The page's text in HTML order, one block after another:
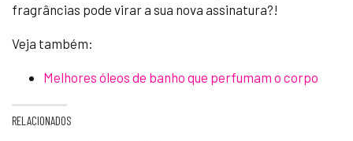
fragrâncias pode virar a sua nova assinatura?!
Veja também:
Melhores óleos de banho que perfumam o corpo
RELACIONADOS